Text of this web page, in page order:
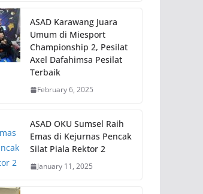
ASAD Karawang Juara
Umum di Miesport
Championship 2, Pesilat
Axel Dafahimsa Pesilat
Terbaik
February 6, 2025
ASAD OKU Sumsel Raih
Emas di Kejurnas Pencak
Silat Piala Rektor 2
January 11, 2025